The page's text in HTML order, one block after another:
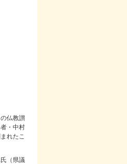
仏教讃
・中村
れたこ
（県議